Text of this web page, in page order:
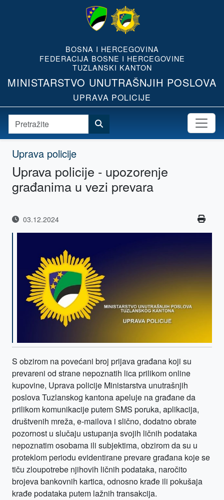
BOSNA I HERCEGOVINA
FEDERACIJA BOSNE I HERCEGOVINE
TUZLANSKI KANTON
MINISTARSTVO UNUTRAŠNJIH POSLOVA
UPRAVA POLICIJE
Uprava policije
Uprava policije - upozorenje
građanima u vezi prevara
03.12.2024
S obzirom na povećani broj prijava građana koji su
prevareni od strane nepoznatih lica prilikom online
kupovine, Uprava policije Ministarstva unutrašnjih
poslova Tuzlanskog kantona apeluje na građane da
prilikom komunikacije putem SMS poruka, aplikacija,
društvenih mreža, e-mailova i slično, dodatno obrate
pozornost u slučaju ustupanja svojih ličnih podataka
nepoznatim osobama ili subjektima, obzirom da su u
proteklom periodu evidentirane prevare građana koje se
tiču zloupotrebe njihovih ličnih podataka, naročito
brojeva bankovnih kartica, odnosno krađe ili pokušaja
krađe podataka putem lažnih transakcija.